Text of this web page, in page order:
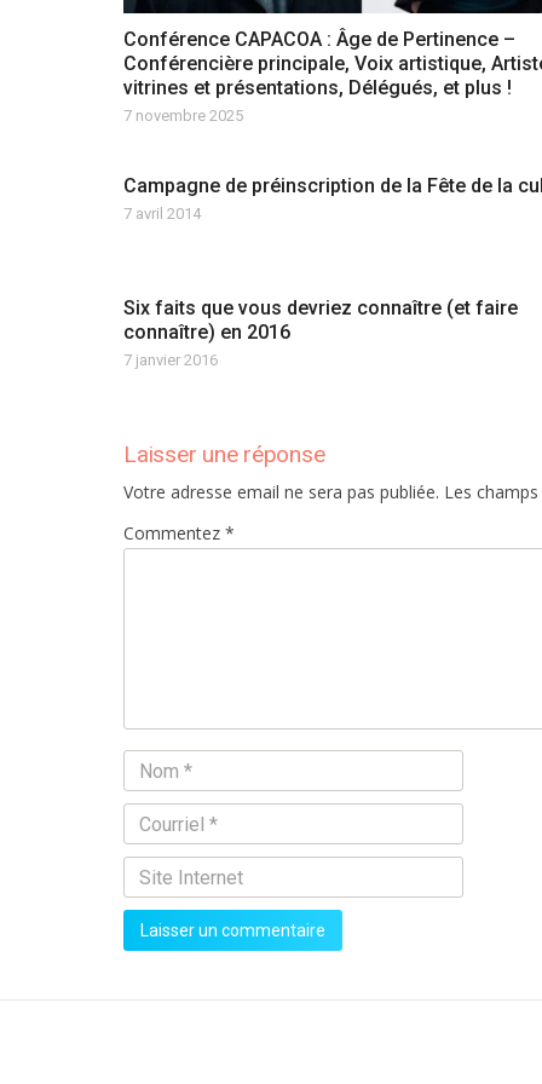
Conférence CAPACOA : Âge de Pertinence –
Conférencière principale, Voix artistique,
vitrines et présentations, Délégués, et plus !
7 novembre 2025
Campagne de préinscription de la Fête de la
7 avril 2014
Six faits que vous devriez connaître (et faire
connaître) en 2016
7 janvier 2016
Laisser une réponse
Votre adresse email ne sera pas publiée. Les
Commentez *